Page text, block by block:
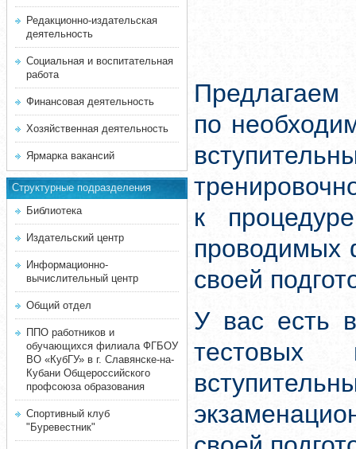
Редакционно-издательская
деятельность
Социальная и воспитательная
работа
Финансовая деятельность
Хозяйственная деятельность
Ярмарка вакансий
Структурные подразделения
Библиотека
Издательский центр
Информационно-
вычислительный центр
Общий отдел
ППО работников и
обучающихся филиала ФГБОУ
ВО «КубГУ» в г. Славянске-на-
Кубани Общероссийского
профсоюза образования
Спортивный клуб
"Буревестник"
Предлагаем
по
к
проводимых
своей
У вас есть
тестовых